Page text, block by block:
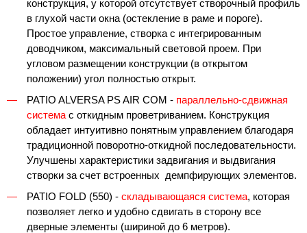
конструкция, у которой отсутствует створочный профиль
в глухой части окна (остекление в раме и пороге).
Простое управление, створка с интегрированным
доводчиком, максимальный световой проем. При
угловом размещении конструкции (в открытом
положении) угол полностью открыт.
PATIO ALVERSA PS AIR COM - параллельно-сдвижная
система с откидным проветриванием. Конструкция
обладает интуитивно понятным управлением благодаря
традиционной поворотно-откидной последовательности.
Улучшены характеристики задвигания и выдвигания
створки за счет встроенных демпфирующих элементов.
PATIO FOLD (550) - складывающаяся система, которая
позволяет легко и удобно сдвигать в сторону все
дверные элементы (шириной до 6 метров).